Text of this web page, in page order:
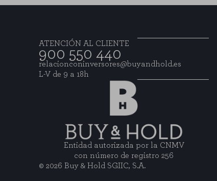
ATENCIÓN AL CLIENTE
900 550 440
relacionconinversores@buyandhold.es
L-V de 9 a 18h
Entidad autorizada por la CNMV
con número de registro 256
© 2026 Buy & Hold SGIIC, S.A.
política de cookies